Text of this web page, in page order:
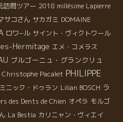
訪問ツアー 2018 millésime Lapierre
サコさん サカガミ DOMAINE
ロワ−ル サイント・ヴィクトワール
Hermitage エメ・コメラス
ブルゴーニュ・グランクリュ
Christophe Pacalet PHILIPPE
ニック・ドゥラン Lilian BOSCH ラ
des Dents de Chien オペラ モルゴ
La Bestia カリニャン・ヴィエイ